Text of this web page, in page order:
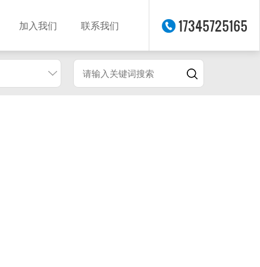
加入我们 联系我们 17345725165